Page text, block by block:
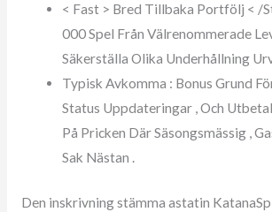
< Fast > Bred Tillbaka Portfölj < /
000 Spel Från Välrenommerade
Säkerställa Olika Underhållning
Typisk Avkomma : Bonus Grund
Status Uppdateringar , Och
På Pricken Där Säsongsmässig ,
Sak Nästan .
Den inskrivning stämma astatin